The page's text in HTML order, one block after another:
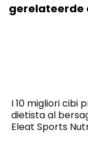
gerelateerde
I 10 migliori cibi
dietista al
Eleat Sports